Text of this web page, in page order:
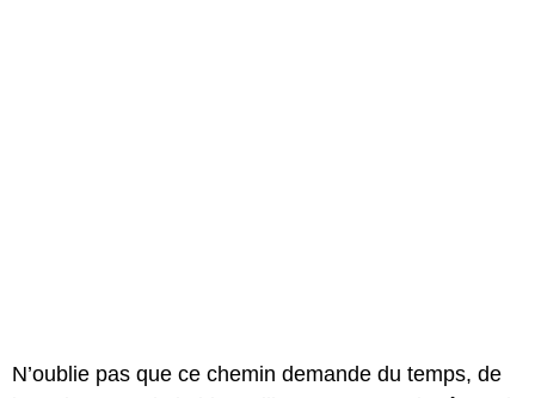
N’oublie pas que ce chemin demande du temps, de